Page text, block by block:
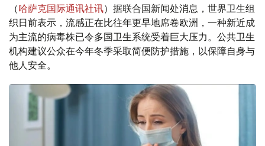
（哈萨克国际通讯社讯）据联合国新闻处消息，世界卫生组
织日前表示，流感正在比往年更早地席卷欧洲，一种新近成
为主流的病毒株已令多国卫生系统受着巨大压力。公共卫生
机构建议公众在今年冬季采取简便防护措施，以保障自身与
他人安全。